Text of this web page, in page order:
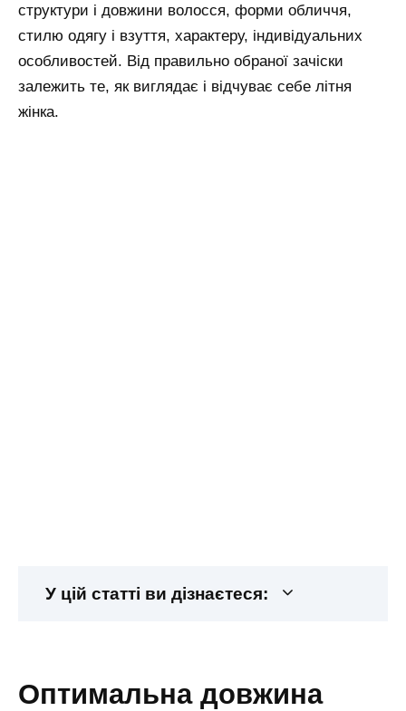
структури і довжини волосся, форми обличчя,
стилю одягу і взуття, характеру, індивідуальних
особливостей. Від правильно обраної зачіски
залежить те, як виглядає і відчуває себе літня
жінка.
У цій статті ви дізнаєтеся:
оптимальна довжина